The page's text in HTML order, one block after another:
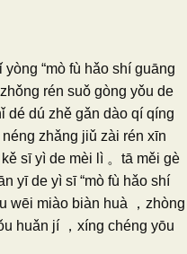
“mò fù hǎo shí guāng
rén suǒ gòng yǒu de
dé dú zhě gǎn dào qí qíng
zhǎng jiǔ zài rén xīn
sī yì de mèi lì 。tā měi gè
yī de yì sī “mò fù hǎo shí
wēi miào biàn huà ，zhòng
huǎn jí ，xíng chéng yōu